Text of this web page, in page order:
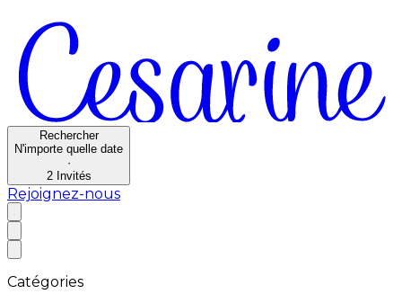
Rechercher
N'importe quelle date
·
2 Invités
Rejoignez-nous
Catégories